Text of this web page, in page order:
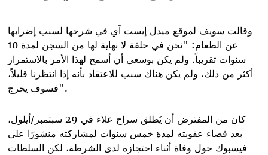
وقالت سويف لموقع ميدل إيست آي في شرحها لسبب إضرابها
عن الطعام: "نحن في حلقة لا نهاية لها من السجن لمدة 10
سنوات تقريباً. ولم يكن بوسعي أن أسمح لهذا الأمر بالاستمرار
أكثر من ذلك، ولم يكن هناك سبب للاعتقاد بأنه إذا انتظرنا قليلاً،
فسوف يخرج".
كان من المفترض أن يُطلق سراح علاء في 29 سبتمبر/أيلول،
بعد قضاء عقوبته لمدة خمس سنوات لمشاركته منشورًا على
فيسبوك حول وفاة أثناء احتجازه لدى الشرطة، لكن السلطات